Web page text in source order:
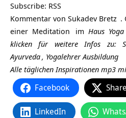
Subscribe: RSS
Kommentar von Sukadev Bretz .
einer Meditation im Haus
klicken für weitere Infos zu:
Ayurveda, Yogalehrer Ausbildung
Alle täglichen Inspirationen mp3
Facebook
LinkedIn